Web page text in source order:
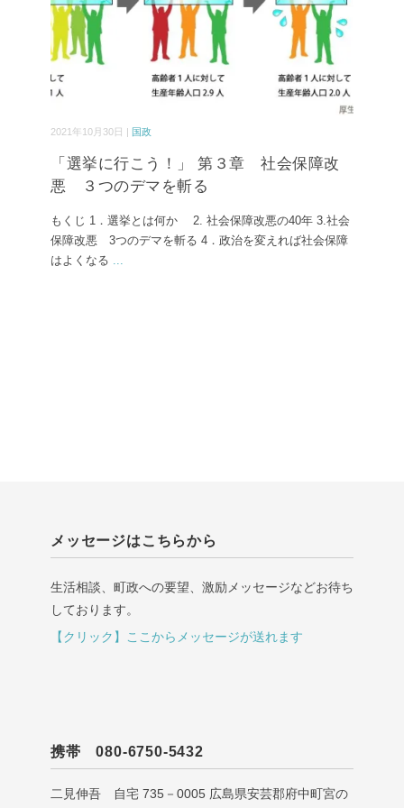
2021年10月30日 | 国政
「選挙に行こう！」 第３章 社会保障改
悪 ３つのデマを斬る
もくじ 1．選挙とは何か 2. 社会保障改悪の40年 3.社会
保障改悪 3つのデマを斬る 4．政治を変えれば社会保障
はよくなる ...
メッセージはこちらから
生活相談、町政への要望、激励メッセージなどお待ち
しております。
【クリック】ここからメッセージが送れます
携帯 080-6750-5432
二見伸吾 自宅 735－0005 広島県安芸郡府中町宮の